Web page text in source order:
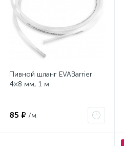
Пивной шланг EVABarrier
4×8 мм, 1 м
85 ₽ /м